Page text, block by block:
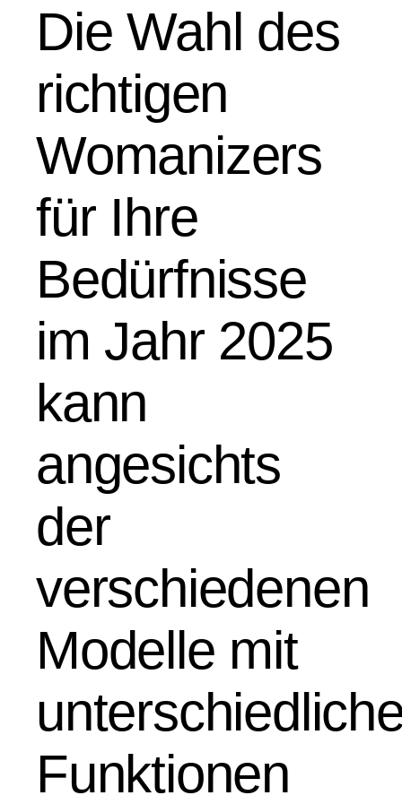
Die Wahl des
richtigen
Womanizers
für Ihre
Bedürfnisse
im Jahr 2025
kann
angesichts
der
verschiedenen
Modelle mit
Funktionen